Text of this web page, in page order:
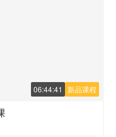
新品课程
06:44:41